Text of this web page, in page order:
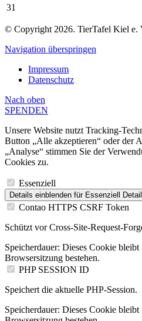
31
© Copyright 2026. TierTafel Kiel e.
Navigation überspringen
Impressum
Datenschutz
Nach oben
SPENDEN
Unsere Website nutzt Tracking-
Button „Alle akzeptieren“ oder der
„Analyse“ stimmen Sie der
Cookies zu.
Essenziell
Details einblenden für Essenziell
Contao HTTPS CSRF Token
Schützt vor Cross-Site-Request-
Speicherdauer: Dieses Cookie
Browsersitzung bestehen.
PHP SESSION ID
Speichert die aktuelle PHP-Session.
Speicherdauer: Dieses Cookie